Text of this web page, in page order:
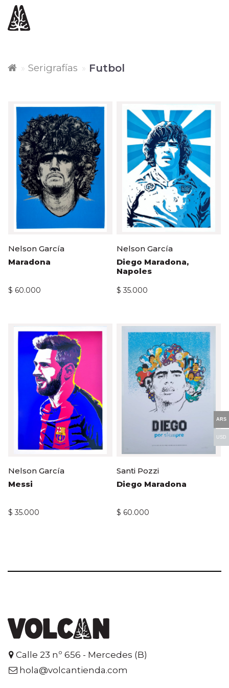
ARS
USD
Serigrafías Futbol
Nelson García
Maradona
$ 60.000
Nelson García
Diego Maradona,
Napoles
$ 35.000
Nelson García
Messi
$ 35.000
Santi Pozzi
Diego Maradona
$ 60.000
Calle 23 nº 656 - Mercedes (B)
hola@volcantienda.com